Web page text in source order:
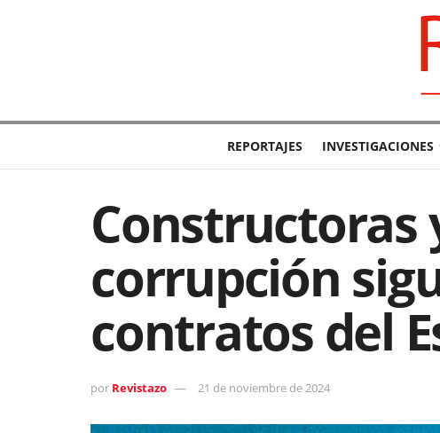
REPORTAJES INVESTIGACIONES
Constructoras
corrupción
contratos del
por Revistazo 21 de noviembre de 2024